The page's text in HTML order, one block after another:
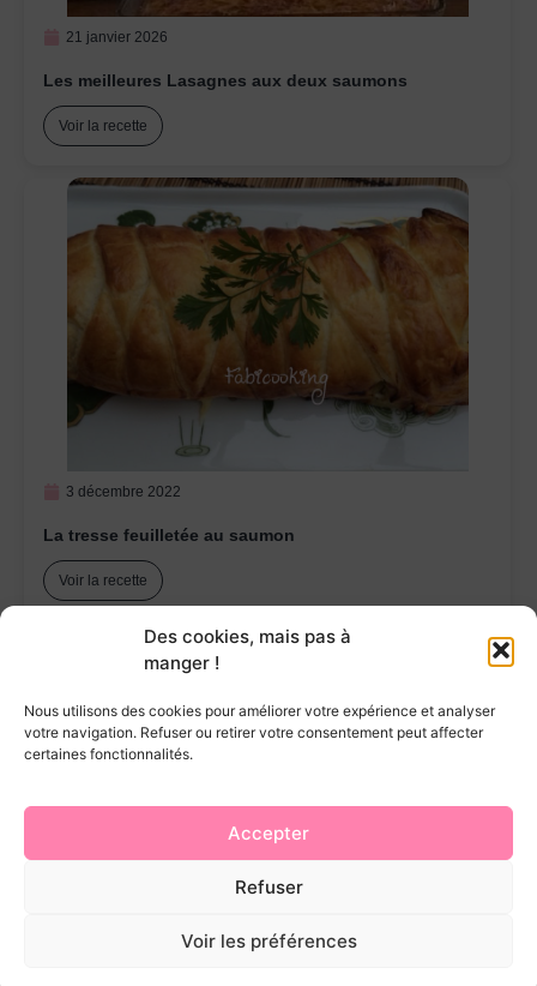
Des cookies, mais pas à
manger !
Nous utilisons des cookies pour améliorer votre expérience et analyser
votre navigation. Refuser ou retirer votre consentement peut affecter
certaines fonctionnalités.
Accepter
Refuser
Voir les préférences
21 janvier 2026
Les meilleures Lasagnes aux deux saumons
Voir la recette
3 décembre 2022
La tresse feuilletée au saumon
Voir la recette
Navigation
Mes ateliers
uptimium.com